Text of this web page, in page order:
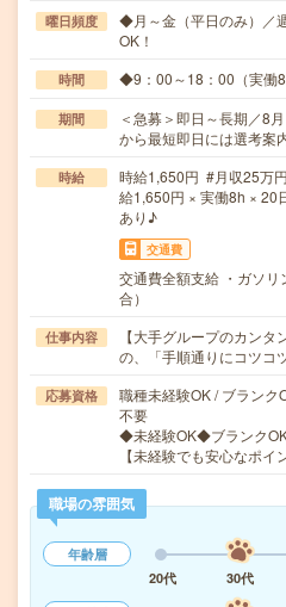
曜日頻度
◆月～金（平日のみ）／
OK！
時間 ◆9：00～18：00（実働8
期間
＜急募＞即日～長期／8
から最短即日には選考案
時給
時給1,650円 #月収25万
給1,650円 × 実働8h ×
あり♪
交通費
交通費全額支給 ・ガソ
合）
仕事内容
【大手グループのカン
の、「手順通りにコツコ
応募資格
職種未経験OK / ブランク
不要
◆未経験OK◆ブランクOK
【未経験でも安心なポ
職場の雰囲気
年齢層
20代
30代